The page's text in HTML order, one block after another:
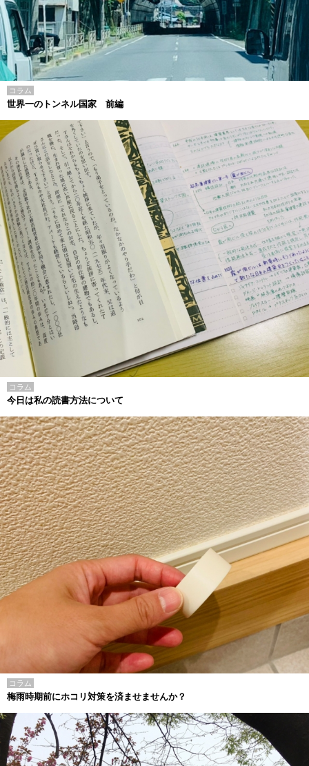
コラム
世界一のトンネル国家 前編
コラム
今日は私の読書方法について
コラム
梅雨時期前にホコリ対策を済ませませんか？